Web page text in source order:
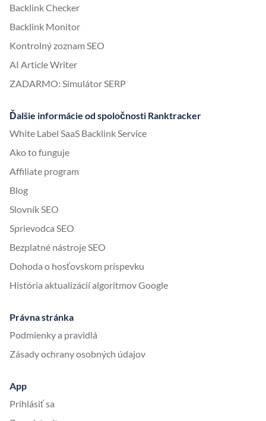
Backlink Checker
Backlink Monitor
Kontrolný zoznam SEO
AI Article Writer
ZADARMO: Simulátor SERP
Ďalšie informácie od spoločnosti Ranktracker
White Label SaaS Backlink Service
Ako to funguje
Affiliate program
Blog
Slovník SEO
Sprievodca SEO
Bezplatné nástroje SEO
Dohoda o hosťovskom príspevku
História aktualizácií algoritmov Google
Právna stránka
Podmienky a pravidlá
Zásady ochrany osobných údajov
App
Prihlásiť sa